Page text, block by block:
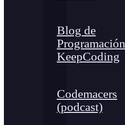
Blog de
Programación
KeepCoding
Codemacers
(podcast)